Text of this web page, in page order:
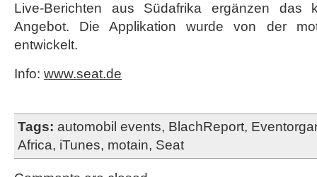
Live-Berichten aus Südafrika ergänzen das
Angebot. Die Applikation wurde von der
entwickelt.
Info: www.seat.de
Tags: automobil events, BlachReport,
Africa, iTunes, motain, Seat